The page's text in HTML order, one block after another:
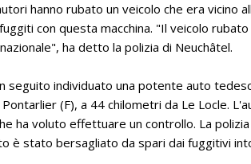
hanno rubato un veicolo che era vicino
con questa macchina. "Il veicolo
ha detto la polizia di Neuchâtel.
seguito individuato una potente auto
(F), a 44 chilometri da Le Locle.
ha voluto effettuare un controllo. La
è stato bersagliato da spari dai fuggitivi